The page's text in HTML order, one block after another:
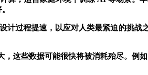
过程提速，以应对人类最紧迫的挑战
这些数据可能很快将被消耗殆尽。例